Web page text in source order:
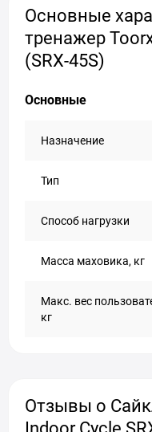
Основные
тренажер
(SRX-45S)
Основные
Назначение
Тип
Способ нагрузки
Масса маховика, кг
Макс. вес
кг
Отзывы о